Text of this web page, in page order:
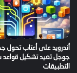
أندرويد على أعتاب تحول
جوجل تعيد تشكيل
التطبيقات